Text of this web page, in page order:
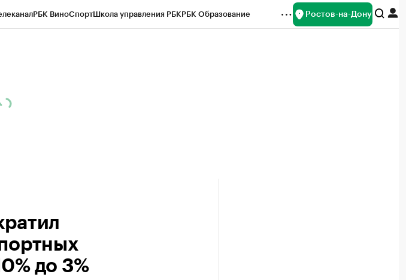
РБК ВиноСпортШкола управления РБКРБК Образование Ростов-на-Дону
до 3%